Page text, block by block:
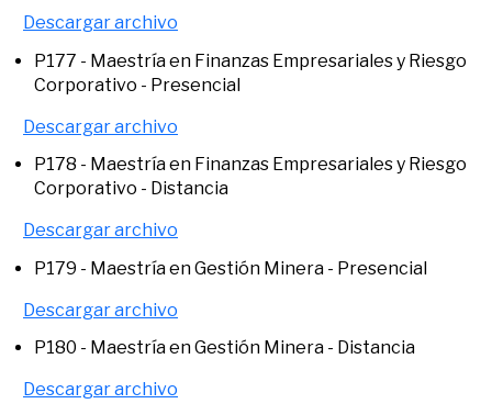
Descargar archivo
P177 - Maestría en Finanzas Empresariales y Riesgo
Corporativo - Presencial
Descargar archivo
P178 - Maestría en Finanzas Empresariales y Riesgo
Corporativo - Distancia
Descargar archivo
P179 - Maestría en Gestión Minera - Presencial
Descargar archivo
P180 - Maestría en Gestión Minera - Distancia
Descargar archivo